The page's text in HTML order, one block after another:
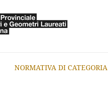
NORMATIVA DI CATEGORIA